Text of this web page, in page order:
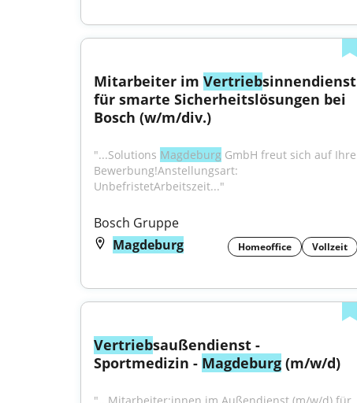
Mitarbeiter im Vertriebsinnendienst
für smarte Sicherheitslösungen bei
Bosch (w/m/div.)
"...Solutions Magdeburg GmbH freut sich auf Ihre
Bewerbung!Anstellungsart:
UnbefristetArbeitszeit..."
Bosch Gruppe
Magdeburg
Homeoffice Vollzeit
Vertriebsaußendienst -
Sportmedizin - Magdeburg (m/w/d)